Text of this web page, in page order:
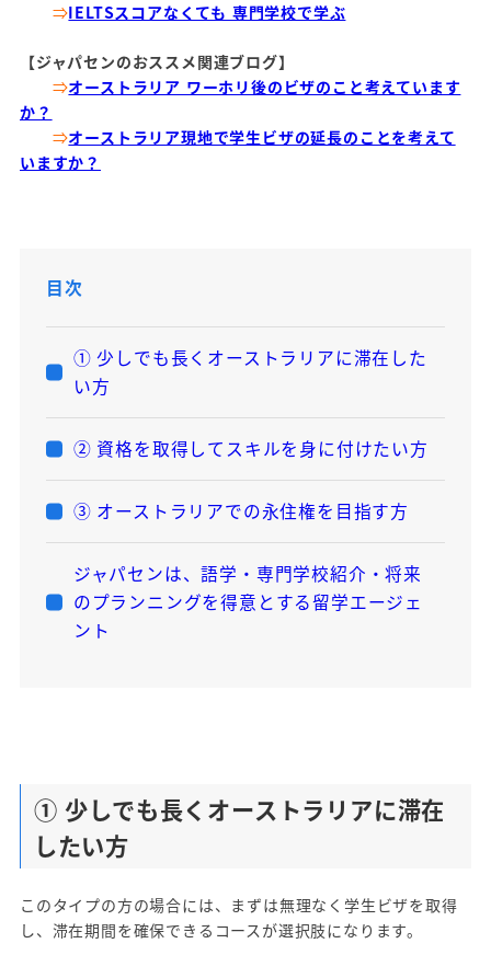
⇒IELTSスコアなくても 専門学校で学ぶ
【ジャパセンのおススメ関連ブログ】
⇒オーストラリア ワーホリ後のビザのこと考えています
か？
⇒オーストラリア現地で学生ビザの延長のことを考えて
いますか？
目次
① 少しでも長くオーストラリアに滞在した
い方
② 資格を取得してスキルを身に付けたい方
③ オーストラリアでの永住権を目指す方
ジャパセンは、語学・専門学校紹介・将来
のプランニングを得意とする留学エージェ
ント
① 少しでも長くオーストラリアに滞在
したい方
このタイプの方の場合には、まずは無理なく学生ビザを取得
し、滞在期間を確保できるコースが選択肢になります。